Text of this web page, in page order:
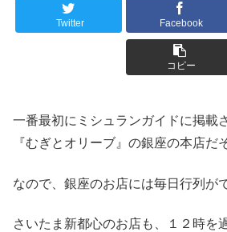
Twitter Facebook
コピー
一番最初にミシュランガイドに掲載
『むぎとオリーブ』の銀座の本店だ
なので、銀座のお店には毎日行列が
さいたま新都心のお店も、１２時を